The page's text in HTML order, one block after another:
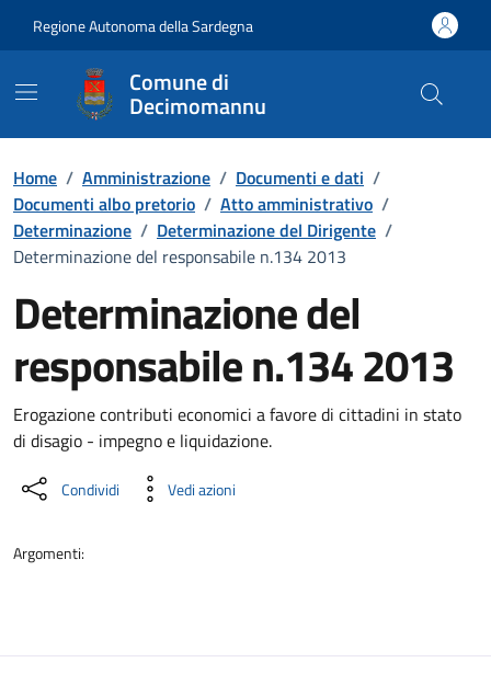
Regione Autonoma della Sardegna
Comune di
Decimomannu
Home / Amministrazione / Documenti e dati /
Documenti albo pretorio / Atto amministrativo /
Determinazione / Determinazione del Dirigente /
Determinazione del responsabile n.134 2013
Determinazione del
responsabile n.134 2013
Dettaglio del documento
Erogazione contributi economici a favore di cittadini in stato
di disagio - impegno e liquidazione.
Condividi Vedi azioni
Argomenti: